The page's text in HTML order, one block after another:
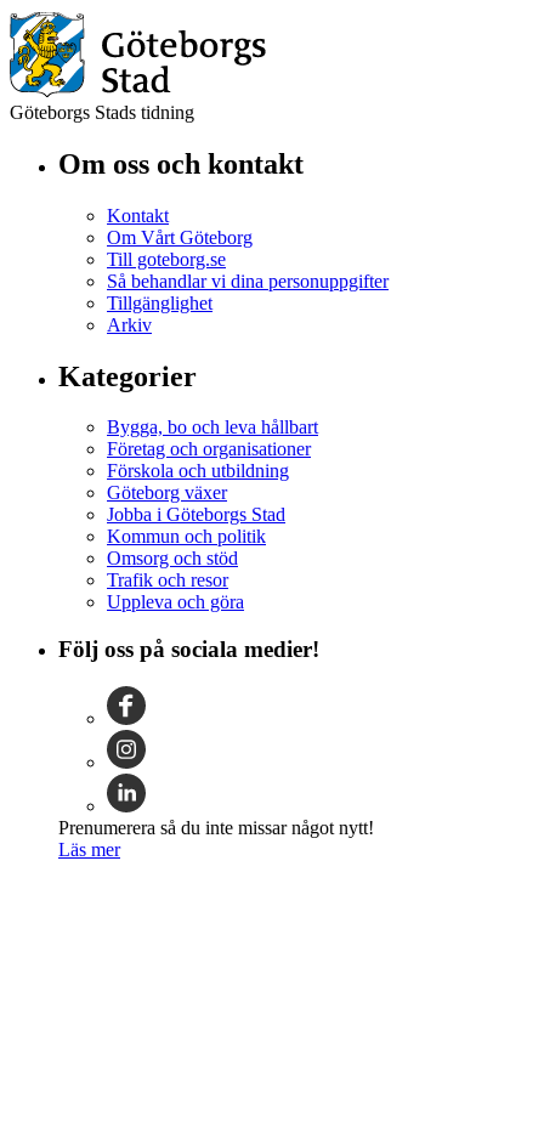
Göteborgs Stads tidning
Om oss och kontakt
Kontakt
Om Vårt Göteborg
Till goteborg.se
Så behandlar vi dina personuppgifter
Tillgänglighet
Arkiv
Kategorier
Bygga, bo och leva hållbart
Företag och organisationer
Förskola och utbildning
Göteborg växer
Jobba i Göteborgs Stad
Kommun och politik
Omsorg och stöd
Trafik och resor
Uppleva och göra
Följ oss på sociala medier!
Prenumerera så du inte missar något nytt!
Läs mer